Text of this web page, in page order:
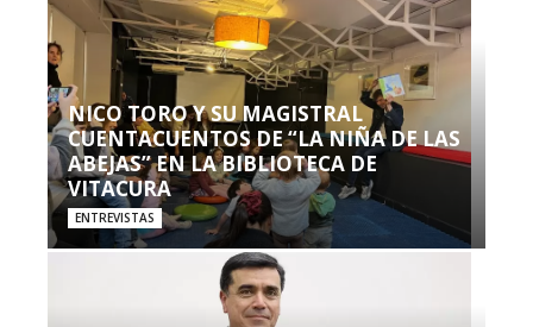
NICO TORO Y SU MAGISTRAL
CUENTACUENTOS DE “LA NIÑA DE LAS
ABEJAS” EN LA BIBLIOTECA DE
VITACURA
ENTREVISTAS